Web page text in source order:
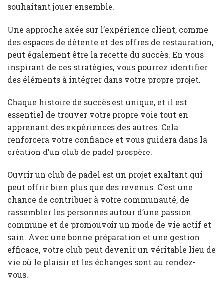
souhaitant jouer ensemble.
Une approche axée sur l’expérience client, comme
des espaces de détente et des offres de restauration,
peut également être la recette du succès. En vous
inspirant de ces stratégies, vous pourrez identifier
des éléments à intégrer dans votre propre projet.
Chaque histoire de succès est unique, et il est
essentiel de trouver votre propre voie tout en
apprenant des expériences des autres. Cela
renforcera votre confiance et vous guidera dans la
création d’un club de padel prospère.
Ouvrir un club de padel est un projet exaltant qui
peut offrir bien plus que des revenus. C’est une
chance de contribuer à votre communauté, de
rassembler les personnes autour d’une passion
commune et de promouvoir un mode de vie actif et
sain. Avec une bonne préparation et une gestion
efficace, votre club peut devenir un véritable lieu de
vie où le plaisir et les échanges sont au rendez-
vous.